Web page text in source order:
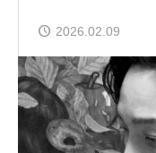
2026.02.09